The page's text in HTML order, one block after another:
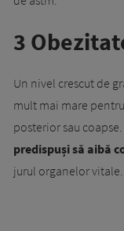
3
Un nivel crescut de
mult mai mare pentru
posterior sau
predispuși să aibă
jurul organelor vitale.